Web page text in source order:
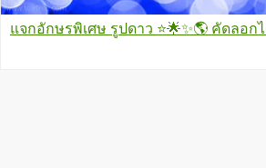
แจกอักษรพิเศษ รูปดาว ⭐🌟✨🌎 คัดลอกไ